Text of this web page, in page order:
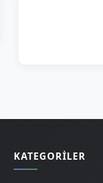
KATEGORILER